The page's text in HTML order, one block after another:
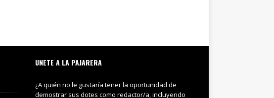
UNETE A LA PAJARERA
¿A quién no le gustaría tener la oportunidad de
demostrar sus dotes como redactor/a, incluyendo